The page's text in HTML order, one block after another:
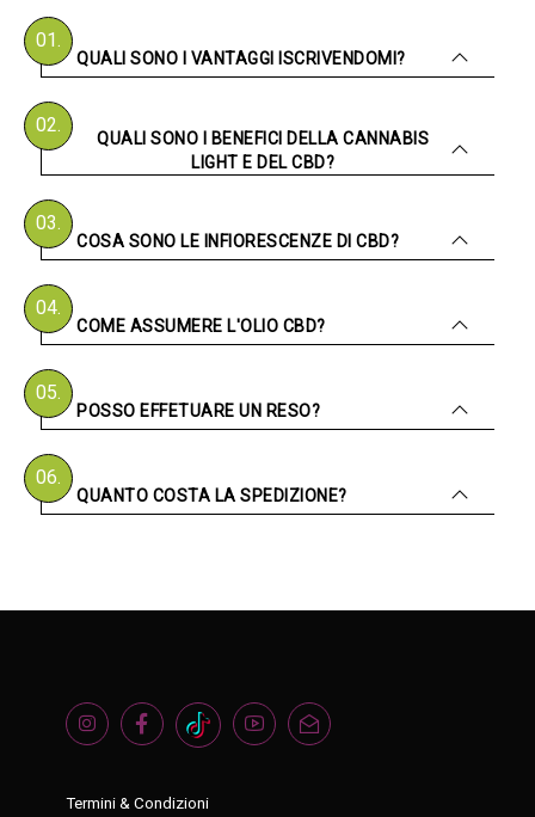
01.
QUALI SONO I VANTAGGI ISCRIVENDOMI?
02.
QUALI SONO I BENEFICI DELLA CANNABIS
LIGHT E DEL CBD?
03.
COSA SONO LE INFIORESCENZE DI CBD?
04.
COME ASSUMERE L'OLIO CBD?
05.
POSSO EFFETUARE UN RESO?
06.
QUANTO COSTA LA SPEDIZIONE?
Termini & Condizioni